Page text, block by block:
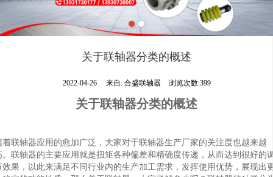
关于联轴器分类的概述
2022-04-26 来自: 合盛联轴器 浏览次数:399
关于联轴器分类的概述
着联轴器应用的愈加广泛，大家对于联轴器生产厂家的关注度也越来越
。联轴器的主要应用就是扭矩各种偏差和精确度传递，从而达到很好的
效果，以此来满足不同行业内的生产加工需求，发挥使用优势，展现出